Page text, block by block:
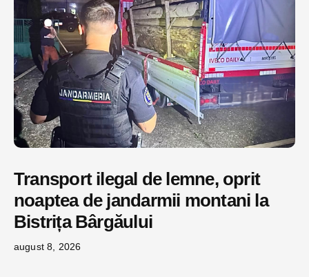
Transport ilegal de lemne, oprit
noaptea de jandarmii montani la
Bistrița Bârgăului
august 8, 2026